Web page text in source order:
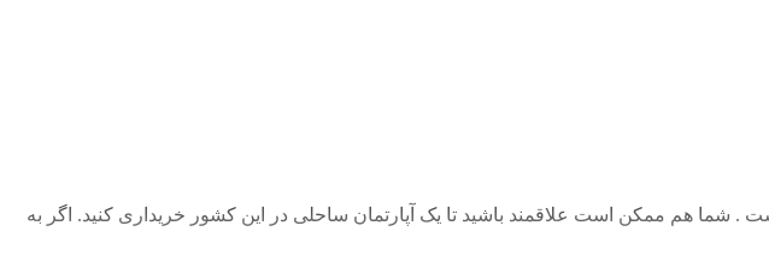
. شما هم ممکن است علاقمند باشید تا یک آپارتمان ساحلی در این کشور خریداری کنید. اگر به